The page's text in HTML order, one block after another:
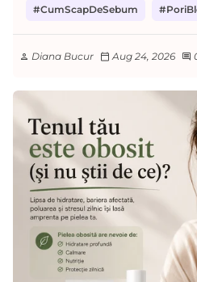
#CumScapDeSebum
person Diana Bucur calendar_today Aug 24, 2026 comment